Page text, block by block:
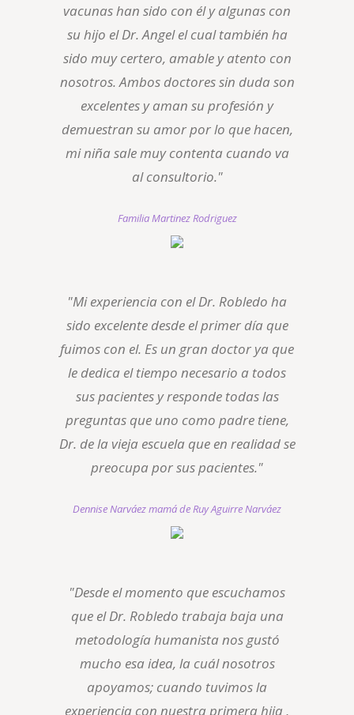
vacunas han sido con él y algunas con
su hijo el Dr. Angel el cual también ha
sido muy certero, amable y atento con
nosotros. Ambos doctores sin duda son
excelentes y aman su profesión y
demuestran su amor por lo que hacen,
mi niña sale muy contenta cuando va
al consultorio."
Familia Martinez Rodriguez
"Mi experiencia con el Dr. Robledo ha
sido excelente desde el primer día que
fuimos con el. Es un gran doctor ya que
le dedica el tiempo necesario a todos
sus pacientes y responde todas las
preguntas que uno como padre tiene,
Dr. de la vieja escuela que en realidad se
preocupa por sus pacientes."
Dennise Narváez mamá de Ruy Aguirre Narváez
"Desde el momento que escuchamos
que el Dr. Robledo trabaja baja una
metodología humanista nos gustó
mucho esa idea, la cuál nosotros
apoyamos; cuando tuvimos la
experiencia con nuestra primera hija ,